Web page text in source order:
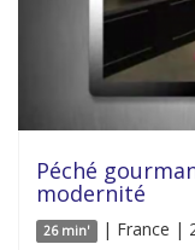
Péché
modernité
26 min' | France |